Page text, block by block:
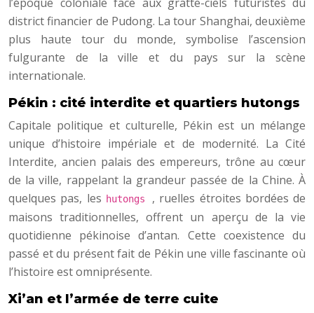
district financier de Pudong. La tour Shanghai, deuxième
plus haute tour du monde, symbolise l’ascension
fulgurante de la ville et du pays sur la scène
internationale.
Pékin : cité interdite et quartiers hutongs
Capitale politique et culturelle, Pékin est un mélange
unique d’histoire impériale et de modernité. La Cité
Interdite, ancien palais des empereurs, trône au cœur
de la ville, rappelant la grandeur passée de la Chine. À
quelques pas, les hutongs , ruelles étroites bordées de
maisons traditionnelles, offrent un aperçu de la vie
quotidienne pékinoise d’antan. Cette coexistence du
passé et du présent fait de Pékin une ville fascinante où
l’histoire est omniprésente.
Xi’an et l’armée de terre cuite